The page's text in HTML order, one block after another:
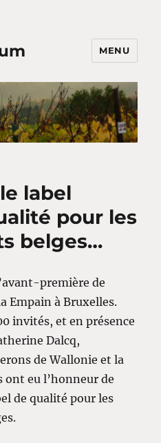
MENU
label
pour les
belges…
première de
Empain à Bruxelles.
invités, et en présence
Dalcq,
de Wallonie et la
ont eu l’honneur de
de qualité pour les